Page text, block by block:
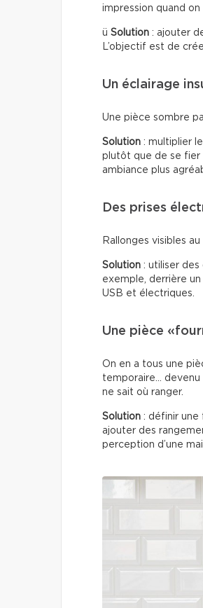
impression quand on
ü Solution : ajouter
L’objectif est de
Un éclairage
Une pièce sombre
Solution : multiplier
plutôt que de se fier
ambiance plus
Des prises
Rallonges visibles
Solution : utiliser
exemple, derrière
USB et électriques.
Une pièce
On en a tous une
temporaire… devenu
ne sait où ranger.
Solution : définir une
ajouter des
perception d’une